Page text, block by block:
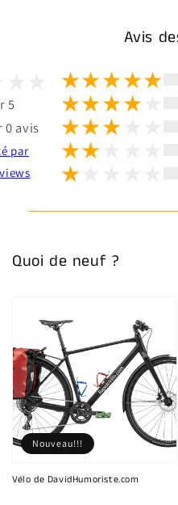
Avis
5
0 avis
par
Quoi de neuf ?
Vélo de DavidHumoriste.com
Nouveau!!!